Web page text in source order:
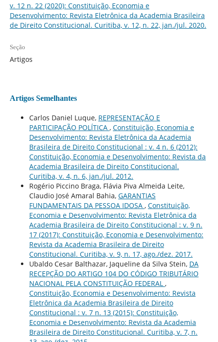
v. 12 n. 22 (2020): Constituição, Economia e
Desenvolvimento: Revista Eletrônica da Academia Brasileira
de Direito Constitucional. Curitiba, v. 12, n. 22, jan./jul. 2020.
Seção
Artigos
Artigos Semelhantes
Carlos Daniel Luque, REPRESENTAÇÃO E
PARTICIPAÇÃO POLÍTICA , Constituição, Economia e
Desenvolvimento: Revista Eletrônica da Academia
Brasileira de Direito Constitucional : v. 4 n. 6 (2012):
Constituição, Economia e Desenvolvimento: Revista da
Academia Brasileira de Direito Constitucional.
Curitiba, v. 4, n. 6, jan./jul. 2012.
Rogério Piccino Braga, Flávia Piva Almeida Leite,
Claudio José Amaral Bahia, GARANTIAS
FUNDAMENTAIS DA PESSOA IDOSA , Constituição,
Economia e Desenvolvimento: Revista Eletrônica da
Academia Brasileira de Direito Constitucional : v. 9 n.
17 (2017): Constituição, Economia e Desenvolvimento:
Revista da Academia Brasileira de Direito
Constitucional. Curitiba, v. 9, n. 17, ago./dez. 2017.
Ubaldo Cesar Balthazar, Jaqueline da Silva Stein, DA
RECEPÇÃO DO ARTIGO 104 DO CÓDIGO TRIBUTÁRIO
NACIONAL PELA CONSTITUIÇÃO FEDERAL ,
Constituição, Economia e Desenvolvimento: Revista
Eletrônica da Academia Brasileira de Direito
Constitucional : v. 7 n. 13 (2015): Constituição,
Economia e Desenvolvimento: Revista da Academia
Brasileira de Direito Constitucional. Curitiba, v. 7, n.